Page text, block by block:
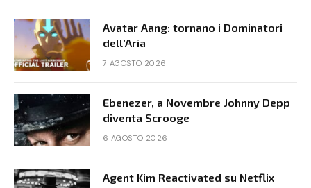
Avatar Aang: tornano i Dominatori
dell’Aria
7 AGOSTO 2026
Ebenezer, a Novembre Johnny Depp
diventa Scrooge
6 AGOSTO 2026
Agent Kim Reactivated su Netflix